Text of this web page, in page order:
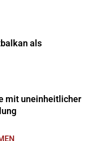
als
mit uneinheitlicher